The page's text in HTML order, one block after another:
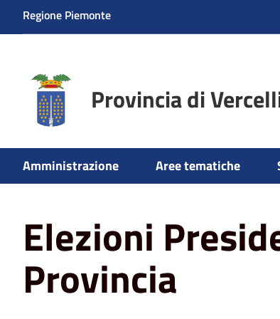
Regione Piemonte
Provincia di
Amministrazione Aree tematiche
Home Amministrazione Elezioni Elezioni
Elezioni
Provincia